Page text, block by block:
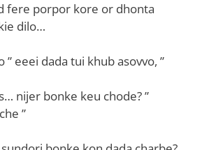
fere porpor kore or dhonta
dilo…
eeei dada tui khub asovvo, ”
nijer bonke keu chode? ”
”